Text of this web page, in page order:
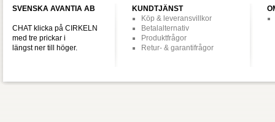
SVENSKA AVANTIA AB
CHAT klicka på CIRKELN
med tre prickar i
längst ner till höger.
KUNDTJÄNST
Köp & leveransvillkor
Betalalternativ
Produktfrågor
Retur- & garantifrågor